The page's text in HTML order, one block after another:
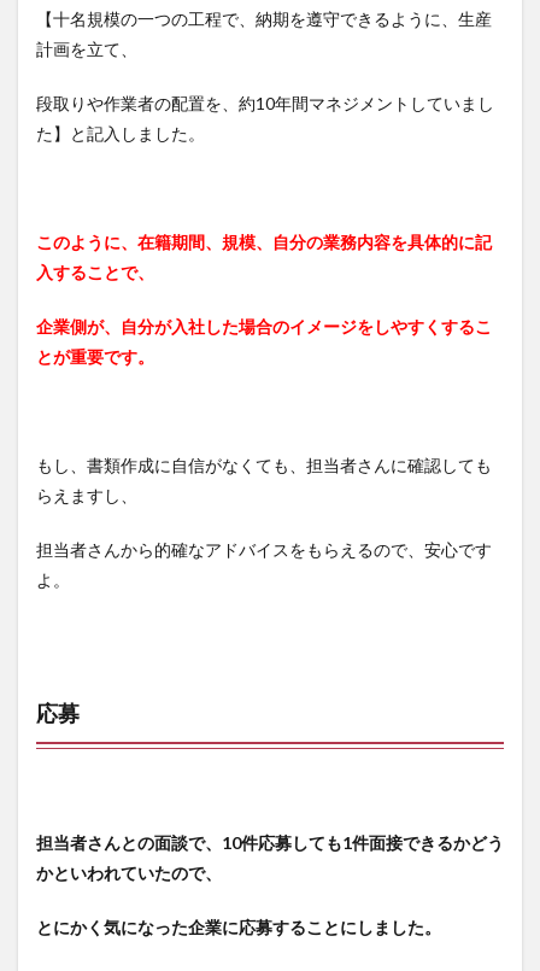
【十名規模の一つの工程で、納期を遵守できるように、生産
計画を立て、
段取りや作業者の配置を、約10年間マネジメントしていまし
た】と記入しました。
このように、在籍期間、規模、自分の業務内容を具体的に記
入することで、
企業側が、自分が入社した場合のイメージをしやすくするこ
とが重要です。
もし、書類作成に自信がなくても、担当者さんに確認しても
らえますし、
担当者さんから的確なアドバイスをもらえるので、安心です
よ。
応募
担当者さんとの面談で、10件応募しても1件面接できるかどう
かといわれていたので、
とにかく気になった企業に応募することにしました。